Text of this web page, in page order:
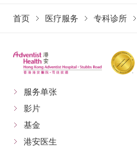
首页 医疗服务 专科诊所
服务单张
影片
基金
港安医生